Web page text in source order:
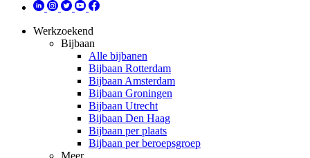
Werkzoekend
Bijbaan
Alle bijbanen
Bijbaan Rotterdam
Bijbaan Amsterdam
Bijbaan Groningen
Bijbaan Utrecht
Bijbaan Den Haag
Bijbaan per plaats
Bijbaan per beroepsgroep
Meer